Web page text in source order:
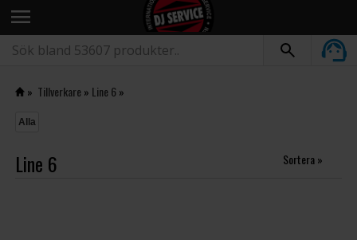
menu
» Tillverkare» Line 6»
Alla
Line 6 Sortera »